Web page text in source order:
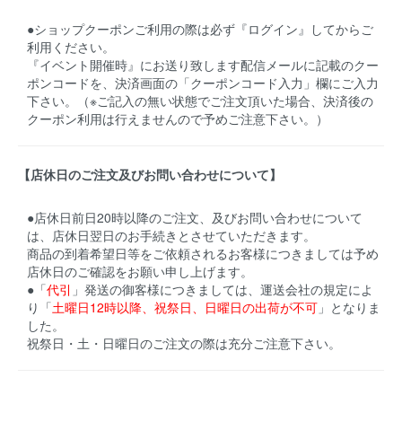
●ショップクーポンご利用の際は必ず『ログイン』してからご
利用ください。
『イベント開催時』にお送り致します配信メールに記載のクー
ポンコードを、決済画面の「クーポンコード入力」欄にご入力
下さい。（※ご記入の無い状態でご注文頂いた場合、決済後の
クーポン利用は行えませんので予めご注意下さい。）
【店休日のご注文及びお問い合わせについて】
●店休日前日20時以降のご注文、及びお問い合わせについて
は、店休日翌日のお手続きとさせていただきます。
商品の到着希望日等をご依頼されるお客様につきましては予め
店休日のご確認をお願い申し上げます。
●「代引 」発送の御客様につきましては、運送会社の規定によ
り「土曜日12時以降、祝祭日、日曜日の出荷が不可 」となりま
した。
祝祭日・土・日曜日のご注文の際は充分ご注意下さい。